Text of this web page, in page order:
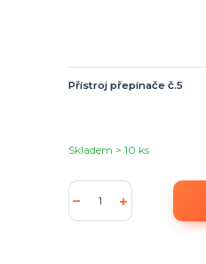
Přístroj přepínače č.5
Skladem > 10 ks